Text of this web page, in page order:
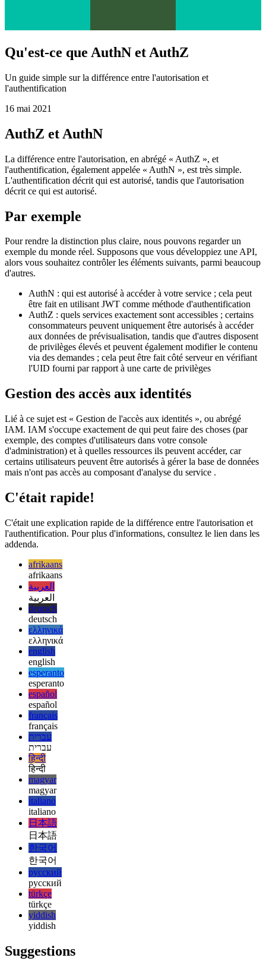
Qu'est-ce que AuthN et AuthZ
l'authentification
AuthZ et AuthN
l'authentification, également appelée « AuthN », est très simple.
L'authentification décrit qui est autorisé, tandis que l'autorisation
Par exemple
exemple du monde réel. Supposons que vous développiez une API,
alors vous souhaitez contrôler les éléments suivants, parmi beaucoup
d'autres.
AuthN : qui est autorisé à accéder à votre service ; cela peut
être fait en utilisant JWT comme méthode d'authentification
AuthZ : quels services exactement sont accessibles ; certains
consommateurs peuvent uniquement être autorisés à accéder
de privilèges élevés et peuvent également modifier le contenu
via des demandes ; cela peut être fait côté serveur en vérifiant
Gestion des accès aux identités
Lié à ce sujet est « Gestion de l'accès aux identités », ou abrégé
IAM. IAM s'occupe exactement de qui peut faire des choses (par
d'administration) et à quelles ressources ils peuvent accéder, car
certains utilisateurs peuvent être autorisés à gérer la base de données
C'était rapide!
C'était une explication rapide de la différence entre l'autorisation et
l'authentification. Pour plus d'informations, consultez le lien dans les
addenda.
afrikaans
afrikaans
العربية
العربية
deutsch
deutsch
ελληνικά
ελληνικά
english
english
esperanto
esperanto
español
español
français
français
עברית
עברית
हिन्दी
हिन्दी
magyar
magyar
italiano
italiano
日本語
日本語
한국어
한국어
русский
русский
türkçe
yiddish